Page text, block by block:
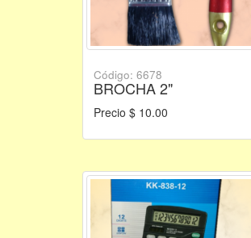
Código: 6678
BROCHA 2"
Precio $ 10.00